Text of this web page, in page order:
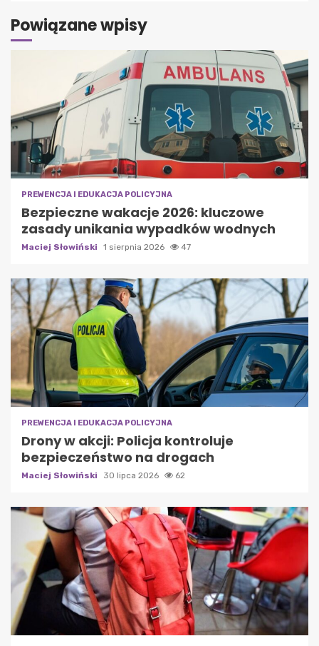
Powiązane wpisy
PREWENCJA I EDUKACJA POLICYJNA
Bezpieczne wakacje 2026: kluczowe
zasady unikania wypadków wodnych
Maciej Słowiński 1 sierpnia 2026 47
PREWENCJA I EDUKACJA POLICYJNA
Drony w akcji: Policja kontroluje
bezpieczeństwo na drogach
Maciej Słowiński 30 lipca 2026 62